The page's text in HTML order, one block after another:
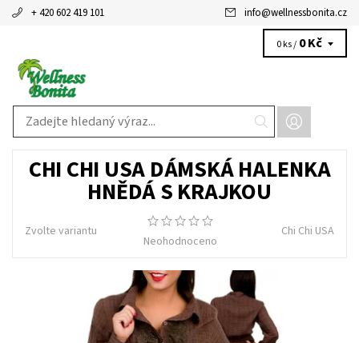
+ 420 602 419 101 info@wellnessbonita.cz
0 ks / 0 Kč
CHI CHI USA DÁMSKÁ HALENKA
HNĚDÁ S KRAJKOU
Zvolte variantu
Neohodnoceno
Chi Chi USA